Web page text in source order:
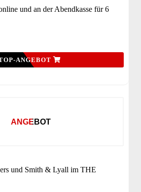
und an der Abendkasse für 6
ANGEBOT
ANGEBOT
und Smith & Lyall im THE